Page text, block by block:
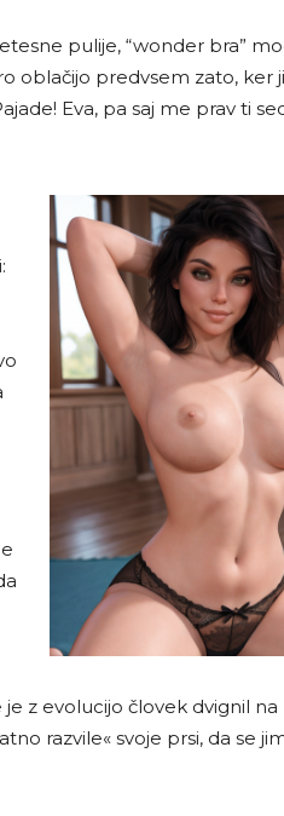
pulije, “wonder bra”
oblačijo predvsem zato, ker
Eva, pa saj me prav ti
z evolucijo človek dvignil na
razvile« svoje prsi, da se